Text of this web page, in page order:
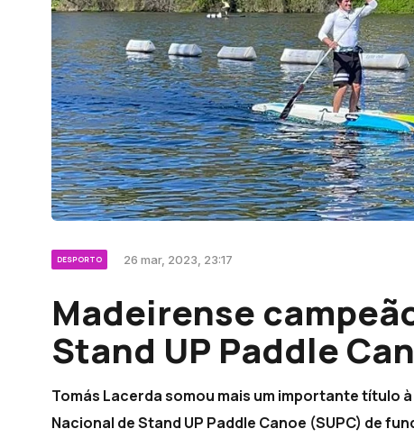
DESPORTO 26 mar, 2023, 23:17
Madeirense
Stand UP Paddle
Tomás Lacerda somou mais um importante título
Nacional de Stand UP Paddle Canoe (SUPC) de